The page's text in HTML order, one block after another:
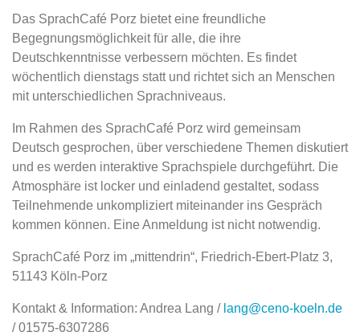
Das SprachCafé Porz bietet eine freundliche
Begegnungsmöglichkeit für alle, die ihre
Deutschkenntnisse verbessern möchten. Es findet
wöchentlich dienstags statt und richtet sich an Menschen
mit unterschiedlichen Sprachniveaus.
Im Rahmen des SprachCafé Porz wird gemeinsam
Deutsch gesprochen, über verschiedene Themen diskutiert
und es werden interaktive Sprachspiele durchgeführt. Die
Atmosphäre ist locker und einladend gestaltet, sodass
Teilnehmende unkompliziert miteinander ins Gespräch
kommen können. Eine Anmeldung ist nicht notwendig.
SprachCafé Porz im „mittendrin“, Friedrich-Ebert-Platz 3,
51143 Köln-Porz
Kontakt & Information: Andrea Lang / lang@ceno-koeln.de
/ 01575-6307286